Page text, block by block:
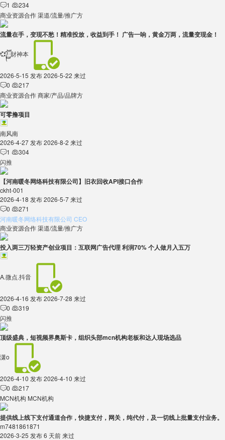
1 234
商业资源合作渠道/流量/推广方
流量在手，变现不愁！精准投放，收益到手！ 广告一响，黄金万两，流量变现金！
💞᭄ཽ࿆財神本
2026-5-15 发布2026-5-22 来过
0 217
商业资源合作商家/产品/品牌方
可零撸项目
南风南
2026-4-27 发布2026-8-2 来过
1 304
闪推
【河南暖冬网络科技有限公司】旧衣回收API接口合作
ckht-001
2026-4-18 发布2026-5-7 来过
0 271
河南暖冬网络科技有限公司 CEO
商业资源合作渠道/流量/推广方
投入两三万轻资产创业项目：互联网广告代理 利润70% 个人做月入五万
A.微点.抖音
2026-4-16 发布2026-7-28 来过
0 319
闪推
顶级盛典，短视频界奥斯卡，组织头部mcn机构老板和达人现场选品
潇o
2026-4-10 发布2026-4-10 来过
0 217
MCN机构 MCN机构
提供线上线下支付通道合作，快捷支付，网关，纯代付，及一切线上批量支付业务。
m7481861871
2026-3-25 发布6 天前 来过